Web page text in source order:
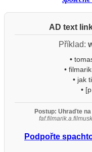
AD text
Příklad:
•
•
• jak
•
Postup: Uhraďte na
Podpořte